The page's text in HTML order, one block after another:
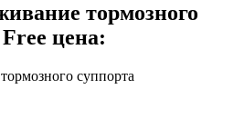
тормозного
цена:
суппорта